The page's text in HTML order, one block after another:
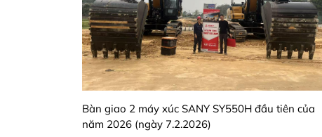
Bàn giao 2 máy xúc SANY SY550H đầu tiên của
năm 2026 (ngày 7.2.2026)